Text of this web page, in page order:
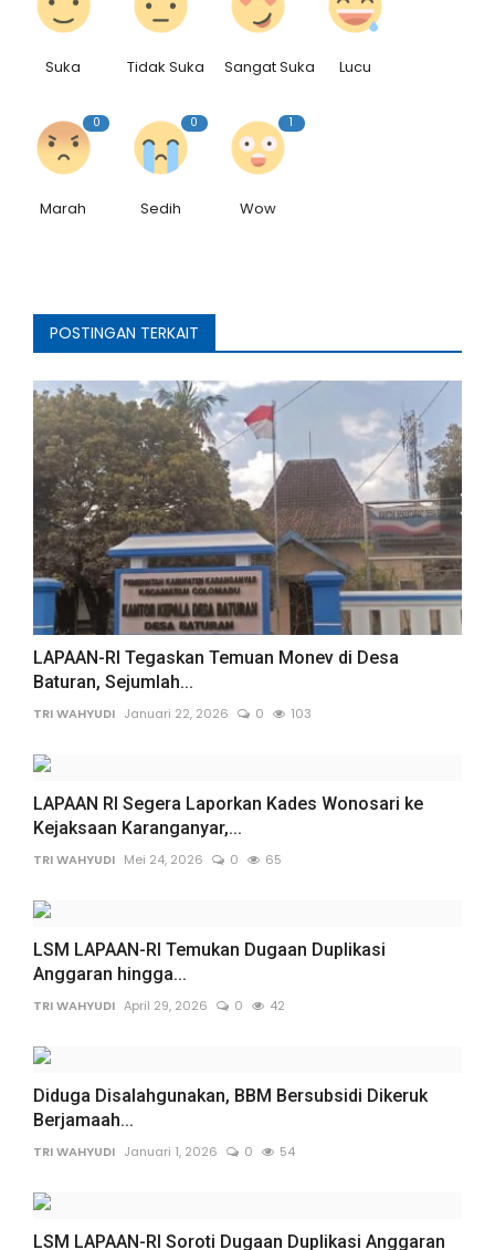
Suka Tidak Suka Sangat Suka Lucu
0
Marah
0
Sedih
1
Wow
POSTINGAN TERKAIT
LAPAAN-RI Tegaskan Temuan Monev di Desa
Baturan, Sejumlah...
TRI WAHYUDI Januari 22, 2026 0 103
LAPAAN RI Segera Laporkan Kades Wonosari ke
Kejaksaan Karanganyar,...
TRI WAHYUDI Mei 24, 2026 0 65
LSM LAPAAN-RI Temukan Dugaan Duplikasi
Anggaran hingga...
TRI WAHYUDI April 29, 2026 0 42
Diduga Disalahgunakan, BBM Bersubsidi Dikeruk
Berjamaah...
TRI WAHYUDI Januari 1, 2026 0 54
LSM LAPAAN-RI Soroti Dugaan Duplikasi Anggaran